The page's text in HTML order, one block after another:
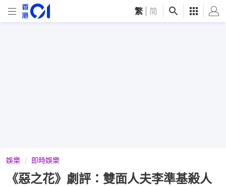
繁 简
娛樂 即時娛樂
《惡之花》劇評：雙面人夫李準基殺人